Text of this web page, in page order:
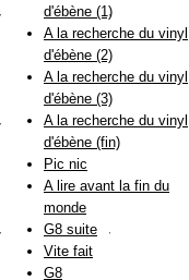
d'ébène (1)
A la recherche du vinyl
d'ébène (2)
A la recherche du vinyl
d'ébène (3)
A la recherche du vinyl
d'ébène (fin)
Pic nic
A lire avant la fin du
monde
G8 suite
Vite fait
G8